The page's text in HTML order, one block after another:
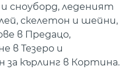
сноуборд, леденият
скелетон и шейни,
в Предацо,
в Тезеро и
кърлинг в Кортина.